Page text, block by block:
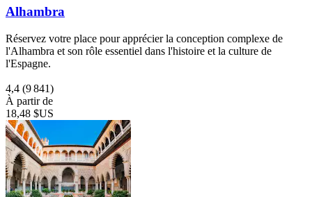
Alhambra
Réservez votre place pour apprécier la conception complexe de
l'Alhambra et son rôle essentiel dans l'histoire et la culture de
l'Espagne.
4,4 (9 841)
À partir de
18,48 $US